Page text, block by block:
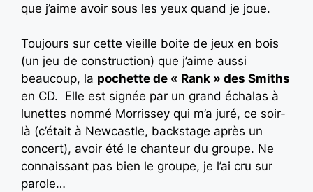
que j’aime avoir sous les yeux quand je joue.
Toujours sur cette vieille boite de jeux en bois
(un jeu de construction) que j’aime aussi
beaucoup, la pochette de « Rank » des Smiths
en CD. Elle est signée par un grand échalas à
lunettes nommé Morrissey qui m’a juré, ce soir-
là (c’était à Newcastle, backstage après un
concert), avoir été le chanteur du groupe. Ne
connaissant pas bien le groupe, je l’ai cru sur
parole…